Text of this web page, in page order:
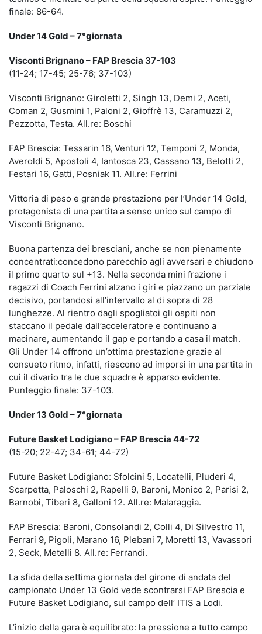
finale: 86-64.
Under 14 Gold – 7°giornata
Visconti Brignano – FAP Brescia 37-103
(11-24; 17-45; 25-76; 37-103)
Visconti Brignano: Giroletti 2, Singh 13, Demi 2, Aceti,
Coman 2, Gusmini 1, Paloni 2, Gioffrè 13, Caramuzzi 2,
Pezzotta, Testa. All.re: Boschi
FAP Brescia: Tessarin 16, Venturi 12, Temponi 2, Monda,
Averoldi 5, Apostoli 4, Iantosca 23, Cassano 13, Belotti 2,
Festari 16, Gatti, Posniak 11. All.re: Ferrini
Vittoria di peso e grande prestazione per l’Under 14 Gold,
protagonista di una partita a senso unico sul campo di
Visconti Brignano.
Buona partenza dei bresciani, anche se non pienamente
concentrati:concedono parecchio agli avversari e chiudono
il primo quarto sul +13. Nella seconda mini frazione i
ragazzi di Coach Ferrini alzano i giri e piazzano un parziale
decisivo, portandosi all’intervallo al di sopra di 28
lunghezze. Al rientro dagli spogliatoi gli ospiti non
staccano il pedale dall’acceleratore e continuano a
macinare, aumentando il gap e portando a casa il match.
Gli Under 14 offrono un’ottima prestazione grazie al
consueto ritmo, infatti, riescono ad imporsi in una partita in
cui il divario tra le due squadre è apparso evidente.
Punteggio finale: 37-103.
Under 13 Gold – 7°giornata
Future Basket Lodigiano – FAP Brescia 44-72
(15-20; 22-47; 34-61; 44-72)
Future Basket Lodigiano: Sfolcini 5, Locatelli, Pluderi 4,
Scarpetta, Paloschi 2, Rapelli 9, Baroni, Monico 2, Parisi 2,
Barnobi, Tiberi 8, Galloni 12. All.re: Malaraggia.
FAP Brescia: Baroni, Consolandi 2, Colli 4, Di Silvestro 11,
Ferrari 9, Pigoli, Marano 16, Plebani 7, Moretti 13, Vavassori
2, Seck, Metelli 8. All.re: Ferrandi.
La sfida della settima giornata del girone di andata del
campionato Under 13 Gold vede scontrarsi FAP Brescia e
Future Basket Lodigiano, sul campo dell’ ITIS a Lodi.
L’inizio della gara è equilibrato: la pressione a tutto campo